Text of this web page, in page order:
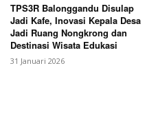
TPS3R Balonggandu Disulap
Jadi Kafe, Inovasi Kepala Desa
Jadi Ruang Nongkrong dan
Destinasi Wisata Edukasi
31 Januari 2026